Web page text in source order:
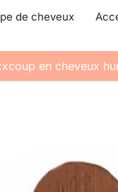
de cheveux
en cheveux